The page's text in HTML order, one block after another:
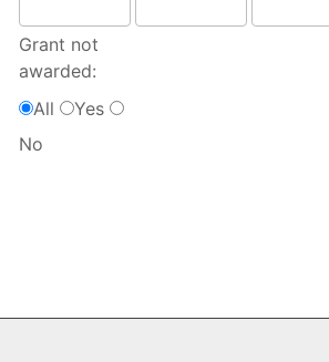
Grant not
awarded:
All
Yes
No